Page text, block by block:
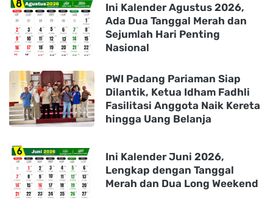
Ini Kalender Agustus 2026,
Ada Dua Tanggal Merah dan
Sejumlah Hari Penting
Nasional
PWI Padang Pariaman Siap
Dilantik, Ketua Idham Fadhli
Fasilitasi Anggota Naik Kereta
hingga Uang Belanja
Ini Kalender Juni 2026,
Lengkap dengan Tanggal
Merah dan Dua Long Weekend